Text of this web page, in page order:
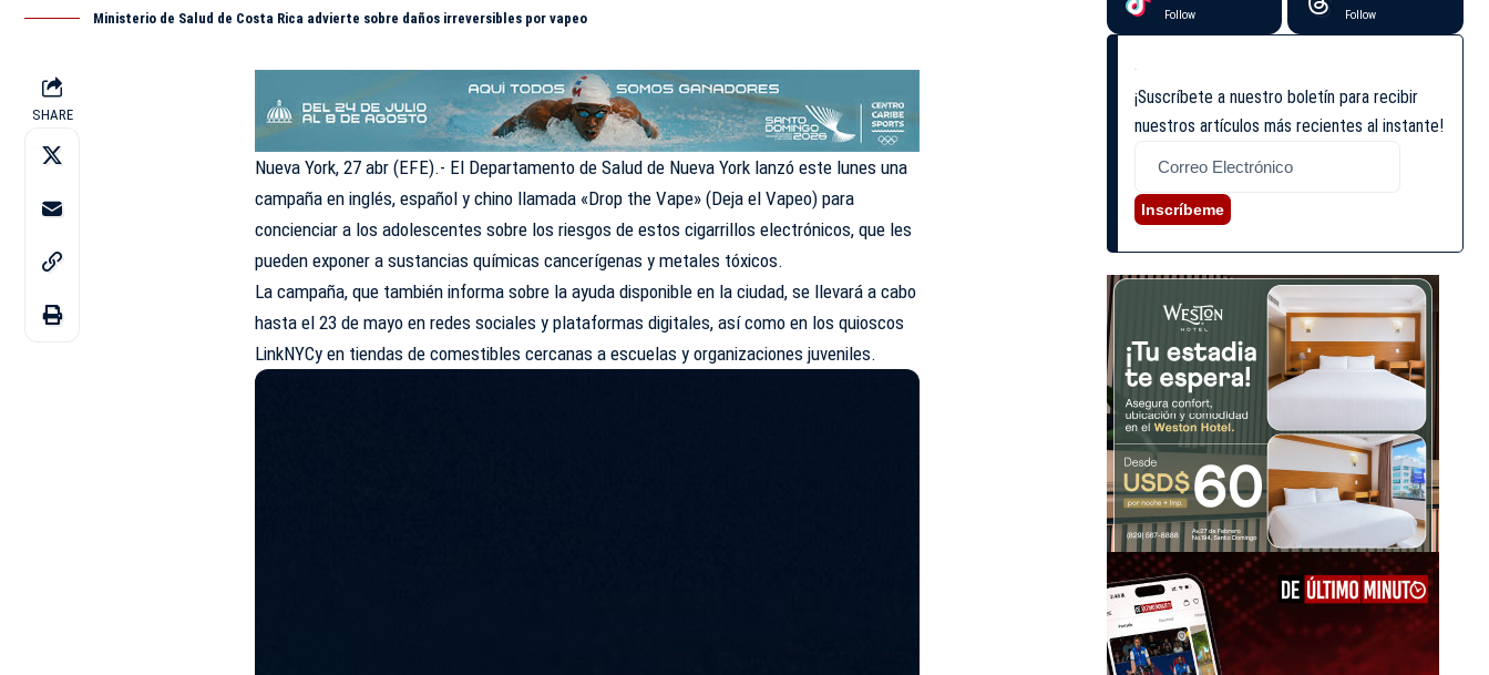
Ministerio de Salud de Costa Rica advierte sobre daños irreversibles por vapeo
SHARE
Nueva York, 27 abr (EFE).- El Departamento de Salud de Nueva York lanzó este lunes una
campaña en inglés, español y chino llamada «Drop the Vape» (Deja el Vapeo) para
concienciar a los adolescentes sobre los riesgos de estos cigarrillos electrónicos, que les
pueden exponer a sustancias químicas cancerígenas y metales tóxicos.
La campaña, que también informa sobre la ayuda disponible en la ciudad, se llevará a cabo
hasta el 23 de mayo en redes sociales y plataformas digitales, así como en los quioscos
LinkNYCy en tiendas de comestibles cercanas a escuelas y organizaciones juveniles.
Follow Follow
¡Suscríbete a nuestro boletín para recibir
nuestros artículos más recientes al instante!
Inscríbeme